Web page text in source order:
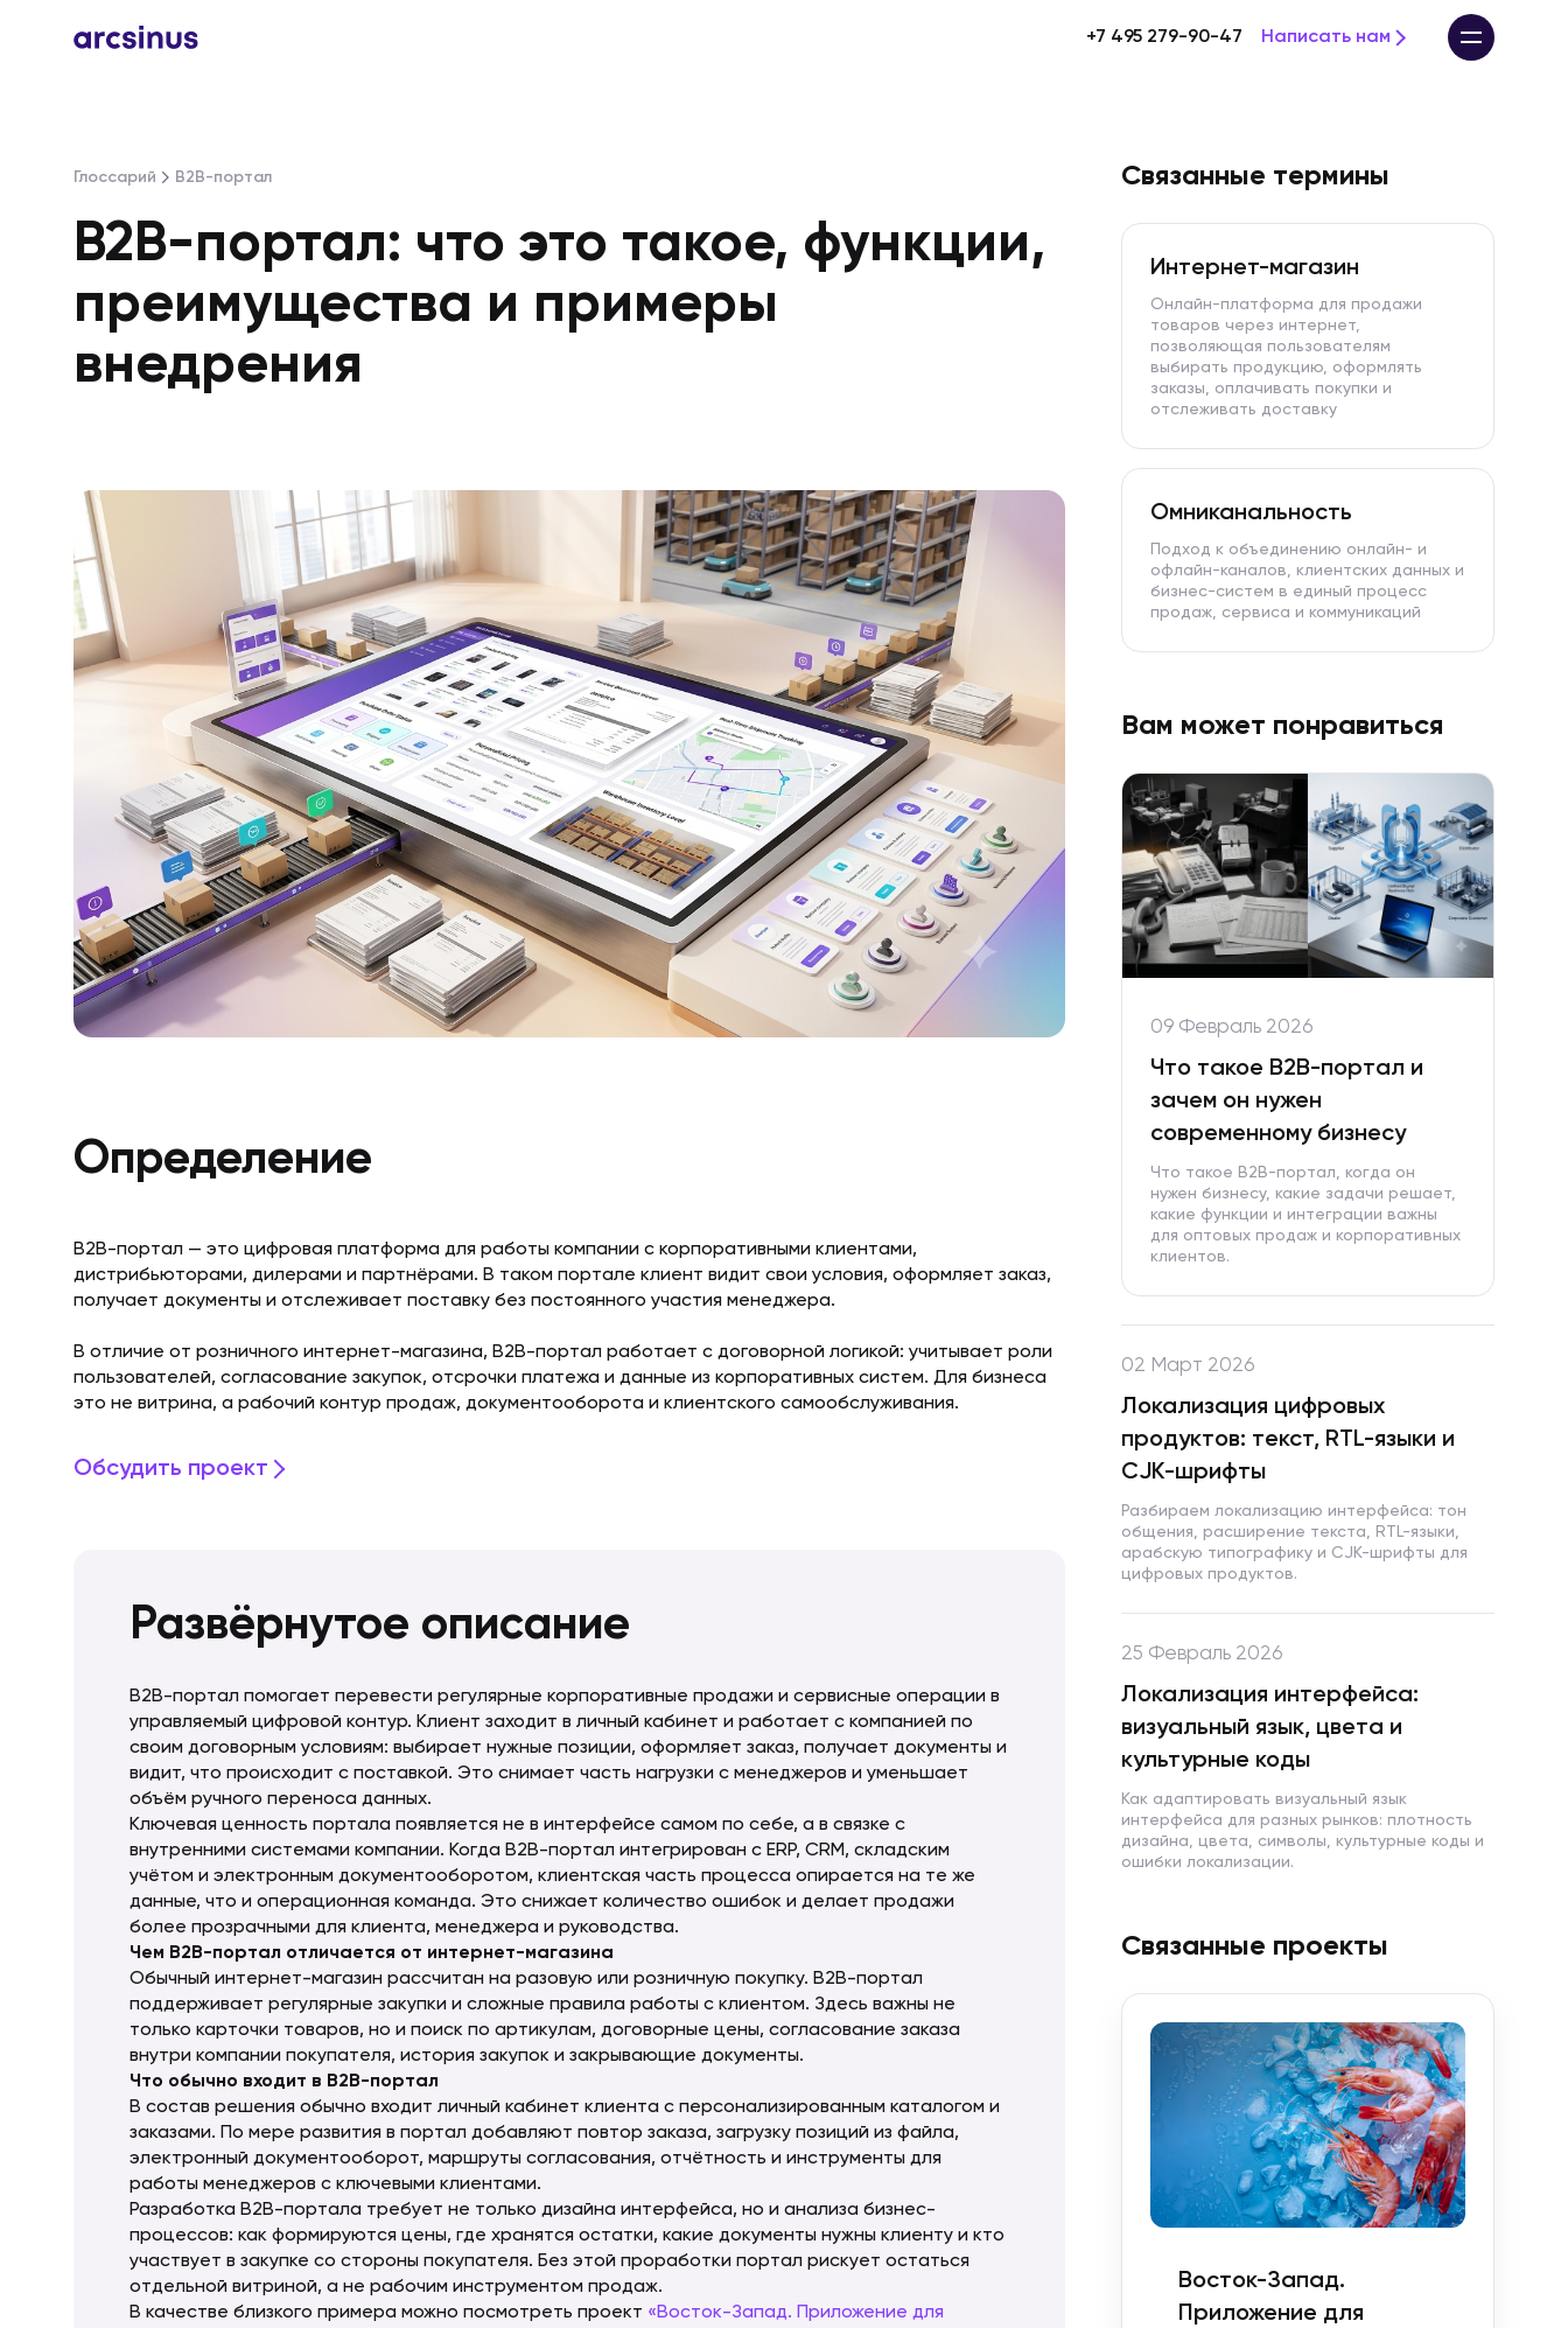
+7 495 279-90-47 Написать нам
Глоссарий B2B-портал
B2B-портал: что это такое, функции,
преимущества и примеры
внедрения
Определение
B2B-портал — это цифровая платформа для работы компании с корпоративными клиентами,
дистрибьюторами, дилерами и партнёрами. В таком портале клиент видит свои условия, оформляет заказ,
получает документы и отслеживает поставку без постоянного участия менеджера.
В отличие от розничного интернет-магазина, B2B-портал работает с договорной логикой: учитывает роли
пользователей, согласование закупок, отсрочки платежа и данные из корпоративных систем. Для бизнеса
это не витрина, а рабочий контур продаж, документооборота и клиентского самообслуживания.
Обсудить проект
Развёрнутое описание
B2B-портал помогает перевести регулярные корпоративные продажи и сервисные операции в
управляемый цифровой контур. Клиент заходит в личный кабинет и работает с компанией по
своим договорным условиям: выбирает нужные позиции, оформляет заказ, получает документы и
видит, что происходит с поставкой. Это снимает часть нагрузки с менеджеров и уменьшает
объём ручного переноса данных.
Ключевая ценность портала появляется не в интерфейсе самом по себе, а в связке с
внутренними системами компании. Когда B2B-портал интегрирован с ERP, CRM, складским
учётом и электронным документооборотом, клиентская часть процесса опирается на те же
данные, что и операционная команда. Это снижает количество ошибок и делает продажи
более прозрачными для клиента, менеджера и руководства.
Чем B2B-портал отличается от интернет-магазина
Обычный интернет-магазин рассчитан на разовую или розничную покупку. B2B-портал
поддерживает регулярные закупки и сложные правила работы с клиентом. Здесь важны не
только карточки товаров, но и поиск по артикулам, договорные цены, согласование заказа
внутри компании покупателя, история закупок и закрывающие документы.
Что обычно входит в B2B-портал
В состав решения обычно входит личный кабинет клиента с персонализированным каталогом и
заказами. По мере развития в портал добавляют повтор заказа, загрузку позиций из файла,
электронный документооборот, маршруты согласования, отчётность и инструменты для
работы менеджеров с ключевыми клиентами.
Разработка B2B-портала требует не только дизайна интерфейса, но и анализа бизнес-
процессов: как формируются цены, где хранятся остатки, какие документы нужны клиенту и кто
участвует в закупке со стороны покупателя. Без этой проработки портал рискует остаться
отдельной витриной, а не рабочим инструментом продаж.
В качестве близкого примера можно посмотреть проект «Восток-Запад. Приложение для
Связанные термины
Интернет-магазин
Онлайн-платформа для продажи
товаров через интернет,
позволяющая пользователям
выбирать продукцию, оформлять
заказы, оплачивать покупки и
отслеживать доставку
Омниканальность
Подход к объединению онлайн- и
офлайн-каналов, клиентских данных и
бизнес-систем в единый процесс
продаж, сервиса и коммуникаций
Вам может понравиться
09 Февраль 2026
Что такое B2B-портал и
зачем он нужен
современному бизнесу
Что такое B2B-портал, когда он
нужен бизнесу, какие задачи решает,
какие функции и интеграции важны
для оптовых продаж и корпоративных
клиентов.
02 Март 2026
Локализация цифровых
продуктов: текст, RTL-языки и
CJK-шрифты
Разбираем локализацию интерфейса: тон
общения, расширение текста, RTL-языки,
арабскую типографику и CJK-шрифты для
цифровых продуктов.
25 Февраль 2026
Локализация интерфейса:
визуальный язык, цвета и
культурные коды
Как адаптировать визуальный язык
интерфейса для разных рынков: плотность
дизайна, цвета, символы, культурные коды и
ошибки локализации.
Связанные проекты
Восток-Запад.
Приложение для